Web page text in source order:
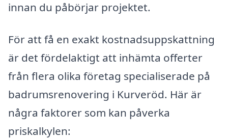
innan du påbörjar projektet.
För att få en exakt kostnadsuppskattning
är det fördelaktigt att inhämta offerter
från flera olika företag specialiserade på
badrumsrenovering i Kurveröd. Här är
några faktorer som kan påverka
priskalkylen: